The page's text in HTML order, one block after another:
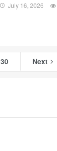
July 16, 2026
30 Next